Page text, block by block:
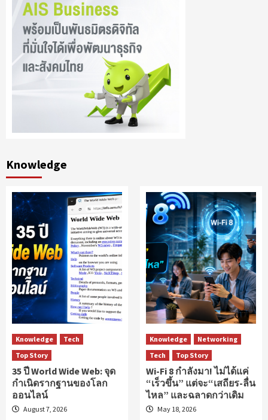
Knowledge
Knowledge
Tech
Top Story
35 ปี World Wide Web: จุด
กำเนิดรากฐานของโลก
ออนไลน์
August 7, 2026
Knowledge
Networking
Tech
Top Story
Wi-Fi 8 กำลังมา! ไม่ได้แค่
“เร็วขึ้น” แต่จะ“เสถียร-ลื่น
ไหล” และฉลาดกว่าเดิม
May 18, 2026